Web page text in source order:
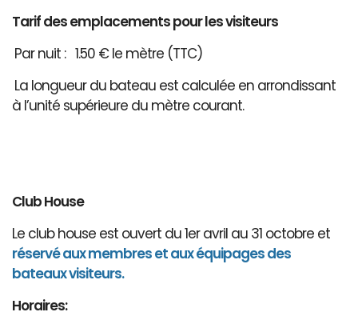
Tarif des emplacements pour les visiteurs
Par nuit : 1.50 € le mètre (TTC)
La longueur du bateau est calculée en arrondissant
à l’unité supérieure du mètre courant.
Club House
Le club house est ouvert du 1er avril au 31 octobre et
réservé aux membres et aux équipages des
bateaux visiteurs.
Horaires: